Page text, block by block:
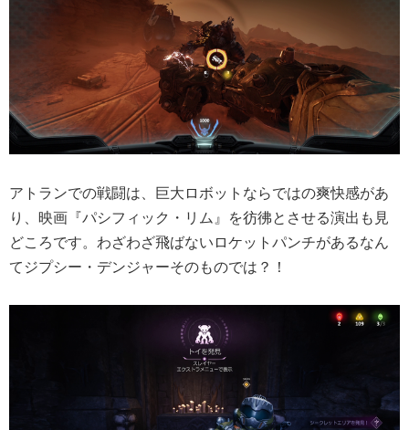
アトランでの戦闘は、巨大ロボットならではの爽快感があ
り、映画『パシフィック・リム』を彷彿とさせる演出も見
どころです。わざわざ飛ばないロケットパンチがあるなん
てジプシー・デンジャーそのものでは？！